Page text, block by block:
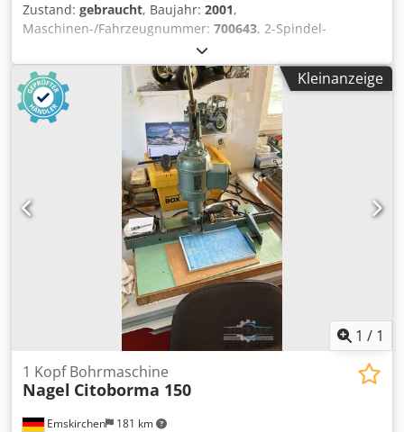
Zustand: gebraucht, Baujahr: 2001,
Maschinen-/Fahrzeugnummer: 700643, 2-Spindel-
Papierbohrmaschine - 2-head spindle paper drilling Nagel
Citiborma 280BBaujahr / Year 2001 - Serial-No. 01052175
Standgerät / standing device Dkedpoh Axx Hefx Ab Dor
Online-Video-Inspection by Skype-Video We would be very
pleased with your visit - more machines on Stock Available
Immediately - Can be inspect On Stock Emskirchen /
Nürnberg - Can be test
Kleinanzeige
1 / 1
Emskirchen 181 km
1 Kopf Bohrmaschine
Nagel Citoborma 150